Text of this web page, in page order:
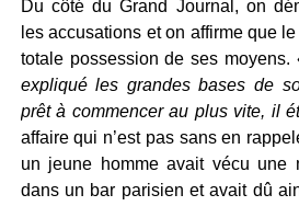
Du côté du Grand Journal, on
les accusations et on affirme que
totale possession de ses moyens.
expliqué les grandes bases de
prêt à commencer au plus vite, il
affaire qui n’est pas sans en
un jeune homme avait vécu une
dans un bar parisien et avait dû